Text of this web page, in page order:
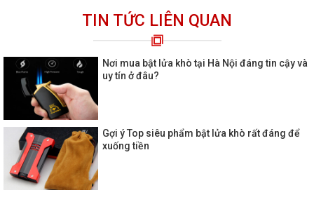
TIN TỨC LIÊN QUAN
Nơi mua bật lửa khò tại Hà Nội đáng tin cậy và
uy tín ở đâu?
Gợi ý Top siêu phẩm bật lửa khò rất đáng để
xuống tiền